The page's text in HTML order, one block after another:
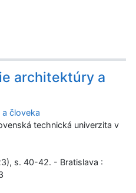
architektúry a
človeka
technická univerzita v
s. 40-42. - Bratislava :